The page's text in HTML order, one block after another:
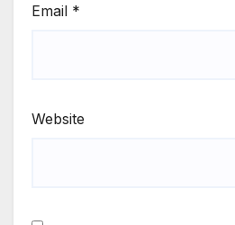
Email *
Website